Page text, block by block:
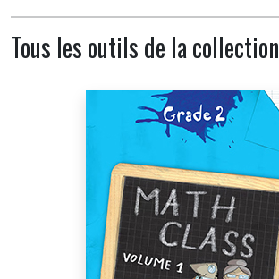
Tous les outils de la collection